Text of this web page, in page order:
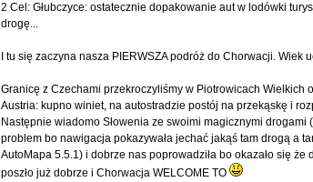
2 Cel: Głubczyce: ostatecznie dopakowanie aut w lodówki
drogę...
I tu się zaczyna nasza PIERWSZA podróż do Chorwacji. Wiek
Granicę z Czechami przekroczyliśmy w Piotrowicach Wielkich
Austria: kupno winiet, na autostradzie postój na przekąskę i
Następnie wiadomo Słowenia ze swoimi magicznymi
problem bo nawigacja pokazywała jechać jakąś tam drogą a
AutoMapa 5.5.1) i dobrze nas poprowadziła bo okazało się
poszło już dobrze i Chorwacja WELCOME TO